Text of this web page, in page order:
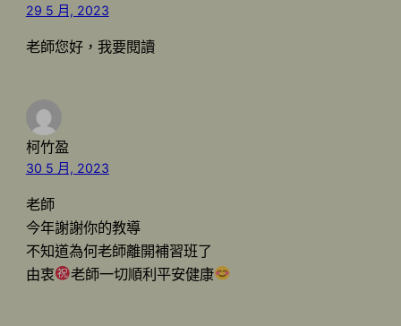
29 5 月, 2023
老師您好，我要閱讀
柯竹盈
30 5 月, 2023
老師
今年謝謝你的教導
不知道為何老師離開補習班了
由衷
老師一切順利平安健康